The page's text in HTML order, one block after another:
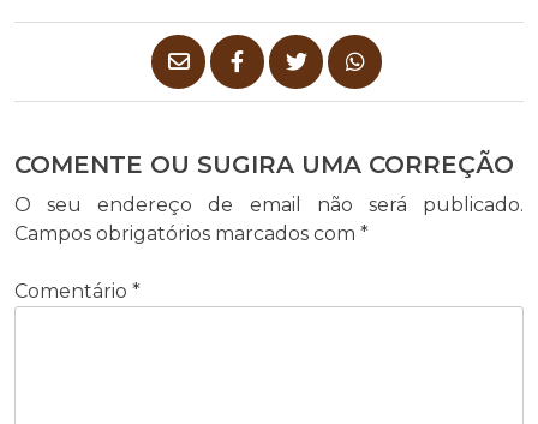
COMENTE OU SUGIRA UMA CORREÇÃO
O seu endereço de email não será publicado.
Campos obrigatórios marcados com *
Comentário *